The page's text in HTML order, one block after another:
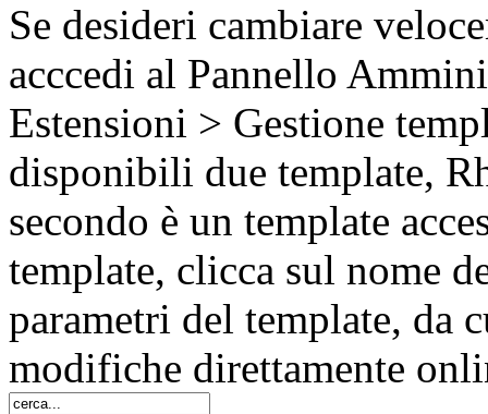
Se desideri cambiare
acccedi al Pannello
Estensioni > Gestione
disponibili due template,
secondo è un template
template, clicca sul nome
parametri del template, da
modifiche direttamente